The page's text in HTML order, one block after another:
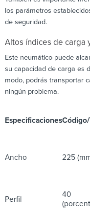
los parámetros
de seguridad.
Altos índices de carga
Este neumático puede
su capacidad de carga es
modo, podrás transportar
ningún problema.
Especificaciones
Ancho 225
Perfil
40